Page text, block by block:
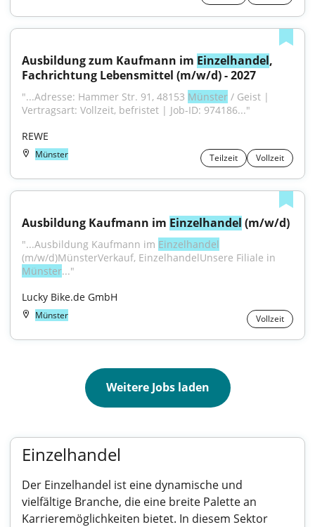
Ausbildung zum Kaufmann im Einzelhandel,
Fachrichtung Lebensmittel (m/w/d) - 2027
"...Adresse: Hammer Str. 91, 48153 Münster / Geist |
Vertragsart: Vollzeit, befristet | Job-ID: 974186..."
REWE
Münster Teilzeit Vollzeit
Ausbildung Kaufmann im Einzelhandel (m/w/d)
"...Ausbildung Kaufmann im Einzelhandel
Münster..."
Lucky Bike.de GmbH
Münster Vollzeit
Weitere Jobs laden
Einzelhandel
Der Einzelhandel ist eine dynamische und
vielfältige Branche, die eine breite Palette an
Karrieremöglichkeiten bietet. In diesem Sektor